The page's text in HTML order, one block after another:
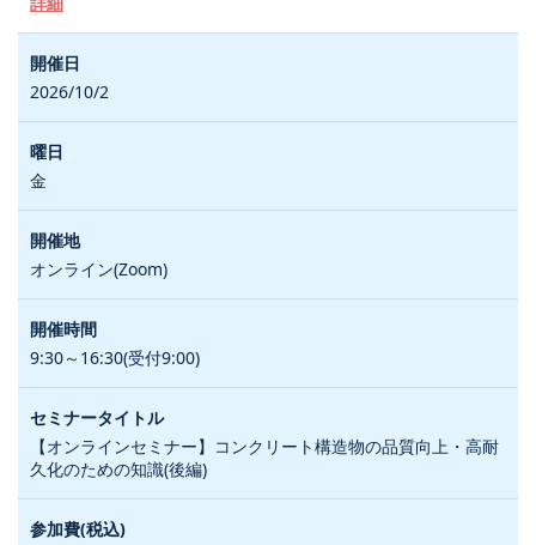
2026/10/2
金
オンライン(Zoom)
9:30～16:30(受付9:00)
【オンラインセミナー】コンクリート構造物の品質向上・高耐
久化のための知識(後編)